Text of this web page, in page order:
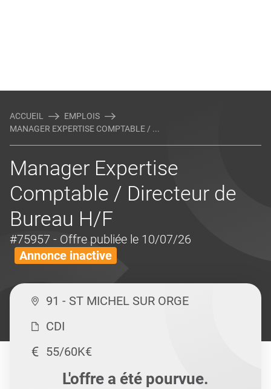
ACCUEIL
EMPLOIS
MANAGER EXPERTISE COMPTABLE / ...
Manager Expertise
Comptable / Directeur de
Bureau H/F
#75957 - Offre publiée le 10/07/26
Annonce inactive
91 - ST MICHEL SUR ORGE
CDI
55/60K€
L'offre a été pourvue.